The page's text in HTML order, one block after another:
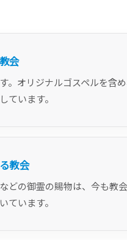
会
。オリジナルゴスペルを含
ています。
教会
どの御霊の賜物は、今も教
ています。